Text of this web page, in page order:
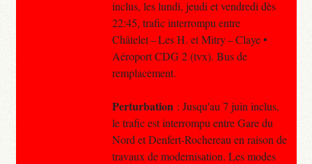
inclus, les lundi, jeudi et vendredi dès
22:45, trafic interrompu entre
Châtelet – Les H. et Mitry – Claye •
Aéroport CDG 2 (tvx). Bus de
remplacement.
Perturbation : Jusqu'au 7 juin inclus,
le trafic est interrompu entre Gare du
Nord et Denfert-Rochereau en raison de
travaux de modernisation. Les modes